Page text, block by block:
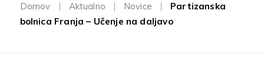
Domov Aktualno Novice
Partizanska
bolnica Franja – Učenje na daljavo